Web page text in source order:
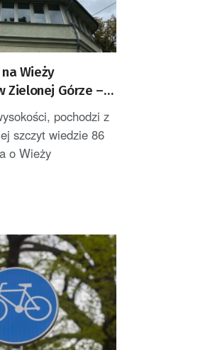
Wieży
Zielonej Górze –
tym rokupochodzi z
szczyt wiedzie 86
o Wieży